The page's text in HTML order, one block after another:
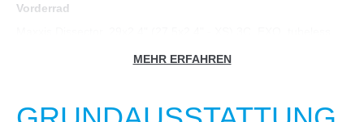
Vorderrad
MEHR ERFAHREN